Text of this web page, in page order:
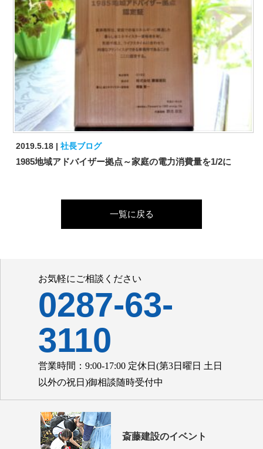
2019.5.18 社長ブログ
1985地域アドバイザー拠点～家庭の電力消費量を1/2に
一覧に戻る
お気軽にご相談ください
0287-63-
3110
営業時間：9:00-17:00 定休日(第3日曜日 土日
以外の祝日)御相談随時受付中
斎藤建設のイベント